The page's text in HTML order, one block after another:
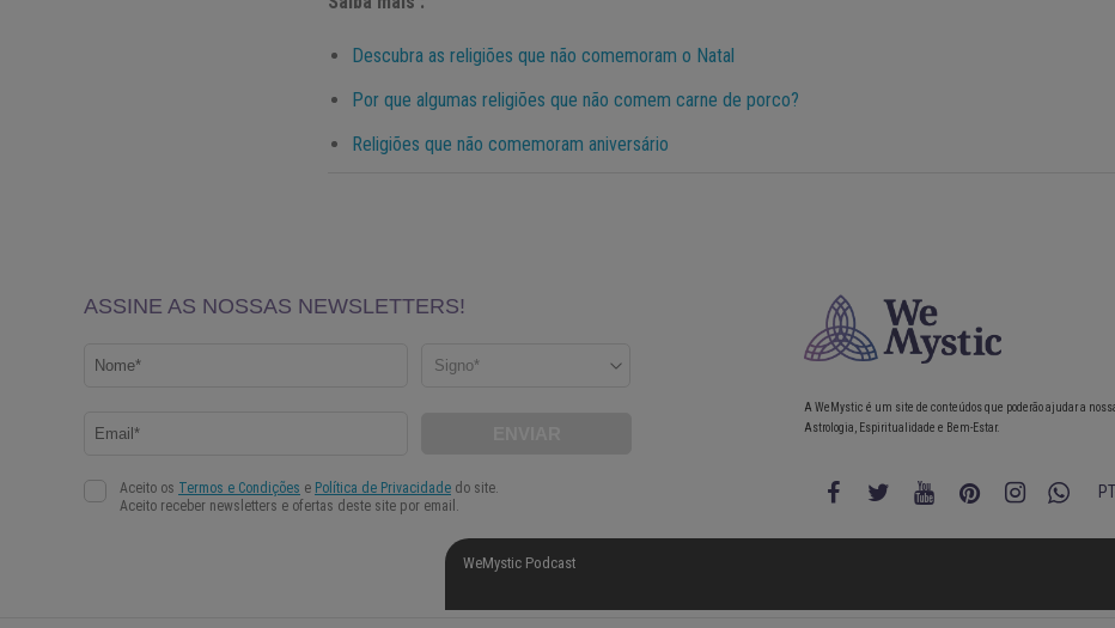
Descubra as religiões que não comemoram o Natal
Por que algumas religiões que não comem carne de porco?
Religiões que não comemoram aniversário
A WeMystic é um site de conteúdos que poderão ajudar a
Astrologia, Espiritualidade e Bem-Estar.
WeMystic Podcast